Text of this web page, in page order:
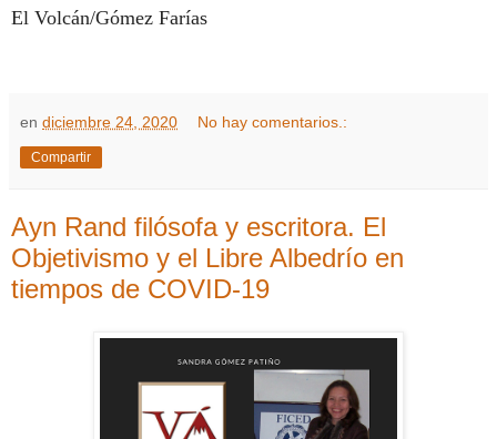
El Volcán/Gómez Farías
en diciembre 24, 2020 No hay comentarios.:
Compartir
Ayn Rand filósofa y escritora. El
Objetivismo y el Libre Albedrío en
tiempos de COVID-19